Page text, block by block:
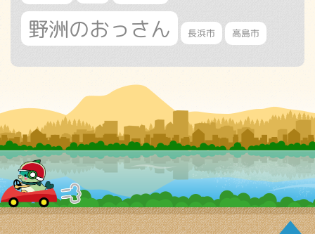
野洲のおっさん 長浜市 高島市